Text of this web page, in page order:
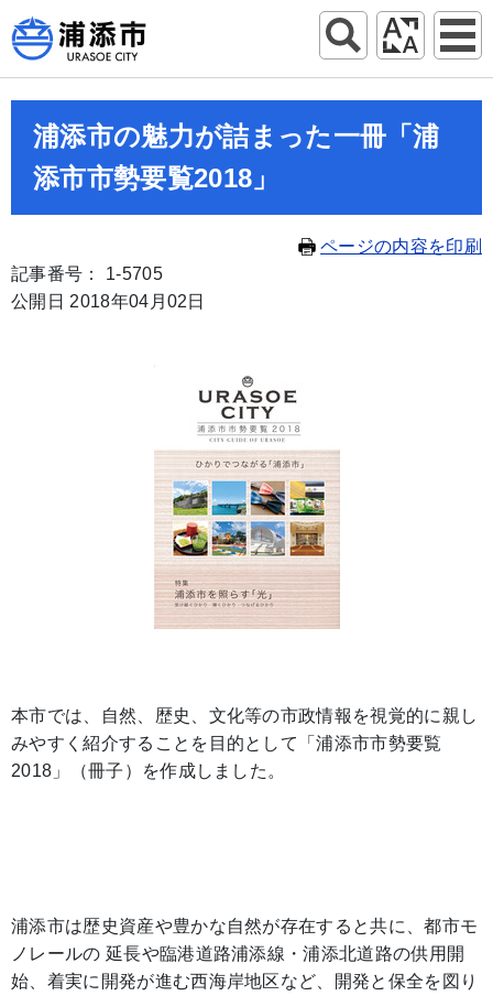
浦添市の魅力が詰まった一冊「浦
添市市勢要覧2018」
ページの内容を印刷
記事番号： 1-5705
公開日 2018年04月02日
本市では、自然、歴史、文化等の市政情報を視覚的に親し
みやすく紹介することを目的として「浦添市市勢要覧
2018」（冊子）を作成しました。
浦添市は歴史資産や豊かな自然が存在すると共に、都市モ
ノレールの 延長や臨港道路浦添線・浦添北道路の供用開
始、着実に開発が進む西海岸地区など、開発と保全を図り